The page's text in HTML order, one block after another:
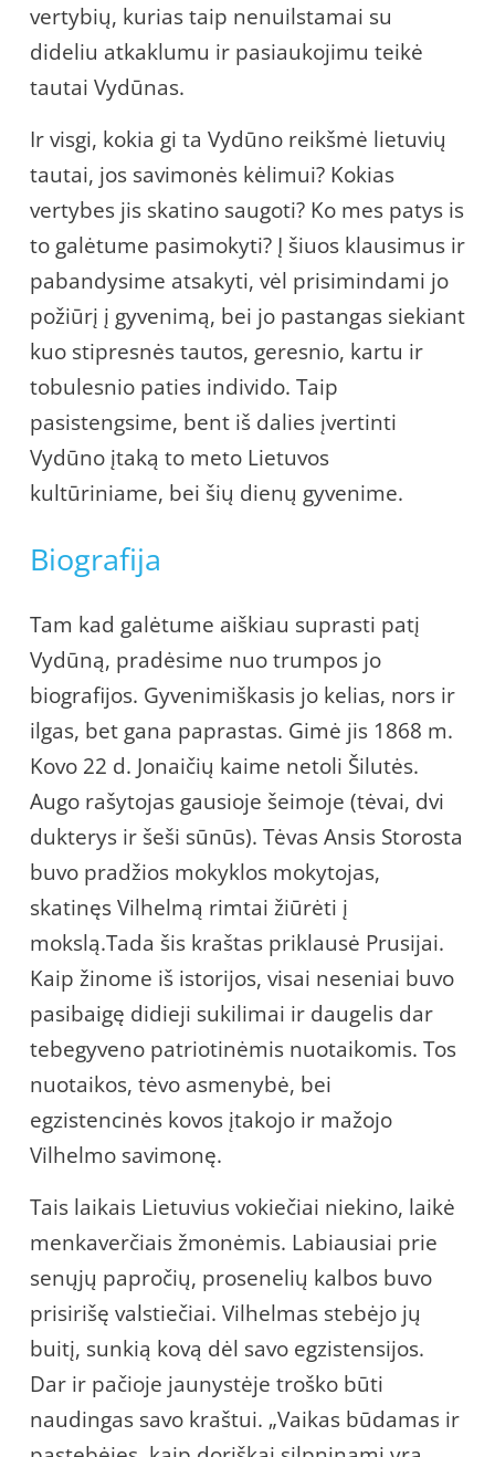
vertybių, kurias taip nenuilstamai su
dideliu atkaklumu ir pasiaukojimu teikė
tautai Vydūnas.
Ir visgi, kokia gi ta Vydūno reikšmė lietuvių
tautai, jos savimonės kėlimui? Kokias
vertybes jis skatino saugoti? Ko mes patys is
to galėtume pasimokyti? Į šiuos klausimus ir
pabandysime atsakyti, vėl prisimindami jo
požiūrį į gyvenimą, bei jo pastangas siekiant
kuo stipresnės tautos, geresnio, kartu ir
tobulesnio paties individo. Taip
pasistengsime, bent iš dalies įvertinti
Vydūno įtaką to meto Lietuvos
kultūriniame, bei šių dienų gyvenime.
Biografija
Tam kad galėtume aiškiau suprasti patį
Vydūną, pradėsime nuo trumpos jo
biografijos. Gyvenimiškasis jo kelias, nors ir
ilgas, bet gana paprastas. Gimė jis 1868 m.
Kovo 22 d. Jonaičių kaime netoli Šilutės.
Augo rašytojas gausioje šeimoje (tėvai, dvi
dukterys ir šeši sūnūs). Tėvas Ansis Storosta
buvo pradžios mokyklos mokytojas,
skatinęs Vilhelmą rimtai žiūrėti į
mokslą.Tada šis kraštas priklausė Prusijai.
Kaip žinome iš istorijos, visai neseniai buvo
pasibaigę didieji sukilimai ir daugelis dar
tebegyveno patriotinėmis nuotaikomis. Tos
nuotaikos, tėvo asmenybė, bei
egzistencinės kovos įtakojo ir mažojo
Vilhelmo savimonę.
Tais laikais Lietuvius vokiečiai niekino, laikė
menkaverčiais žmonėmis. Labiausiai prie
senųjų papročių, prosenelių kalbos buvo
prisirišę valstiečiai. Vilhelmas stebėjo jų
buitį, sunkią kovą dėl savo egzistensijos.
Dar ir pačioje jaunystėje troško būti
naudingas savo kraštui. „Vaikas būdamas ir